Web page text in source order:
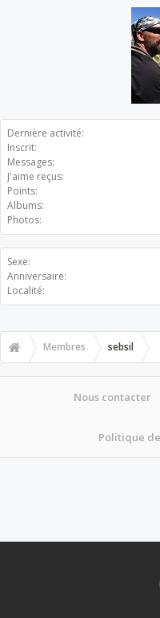
Dernière activité:
Inscrit:
Messages:
J'aime reçus:
Points:
Albums:
Photos:
Sexe:
Anniversaire:
Localité:
Membres sebsil
Nous contacter
Politique